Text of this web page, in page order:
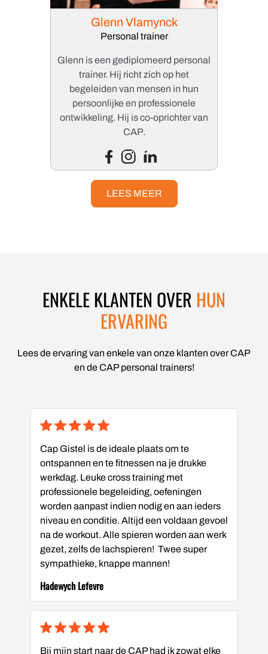
Glenn Vlamynck
Personal trainer
Glenn is een gediplomeerd personal
trainer. Hij richt zich op het
begeleiden van mensen in hun
persoonlijke en professionele
ontwikkeling. Hij is co-oprichter van
CAP.
LEES MEER
ENKELE KLANTEN OVER HUN
ERVARING
Lees de ervaring van enkele van onze klanten over CAP
en de CAP personal trainers!
Cap Gistel is de ideale plaats om te
ontspannen en te fitnessen na je drukke
werkdag. Leuke cross training met
professionele begeleiding, oefeningen
worden aanpast indien nodig en aan ieders
niveau en conditie. Altijd een voldaan gevoel
na de workout. Alle spieren worden aan werk
gezet, zelfs de lachspieren! Twee super
sympathieke, knappe mannen!
Hadewych Lefevre
Bij mijn start naar de CAP had ik zowat elke